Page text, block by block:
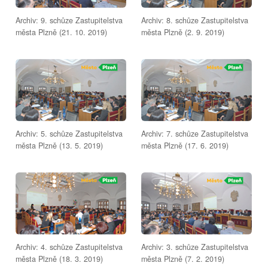
Archiv: 9. schůze Zastupitelstva
města Plzně (21. 10. 2019)
Archiv: 8. schůze Zastupitelstva
města Plzně (2. 9. 2019)
Archiv: 5. schůze Zastupitelstva
města Plzně (13. 5. 2019)
Archiv: 7. schůze Zastupitelstva
města Plzně (17. 6. 2019)
Archiv: 4. schůze Zastupitelstva
města Plzně (18. 3. 2019)
Archiv: 3. schůze Zastupitelstva
města Plzně (7. 2. 2019)